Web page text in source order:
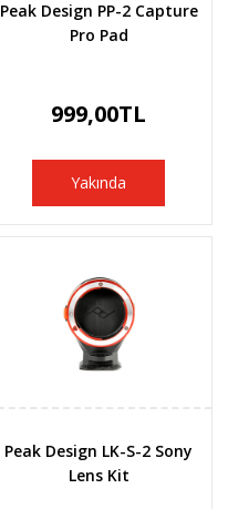
Peak Design PP-2 Capture
Pro Pad
999,00TL
Yakında
Peak Design LK-S-2 Sony
Lens Kit